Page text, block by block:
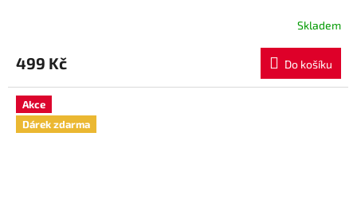
Skladem
499 Kč Do košíku
Akce
Dárek zdarma